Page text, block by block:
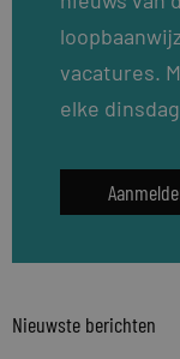
vacatures.
elke
Nieuwste berichten